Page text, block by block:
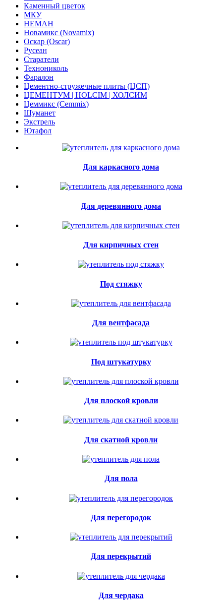
Каменный цветок
МКУ
НЕМАН
Новамикс (Novamix)
Оскар (Oscar)
Русеан
Старатели
Технониколь
Фаралон
Цементно-стружечные плиты (ЦСП)
ЦЕМЕНТУМ | HOLCIM | ХОЛСИМ
Цеммикс (Cemmix)
Шуманет
Экстрель
Ютафол
Для каркасного дома
Для деревянного дома
Для кирпичных стен
Под стяжку
Для вентфасада
Под штукатурку
Для плоской кровли
Для скатной кровли
Для пола
Для перегородок
Для перекрытий
Для чердака